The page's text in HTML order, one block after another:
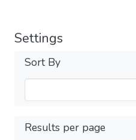
Settings
Sort By
Results per page